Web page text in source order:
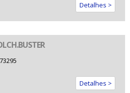
Detalhes >
Detalhes >